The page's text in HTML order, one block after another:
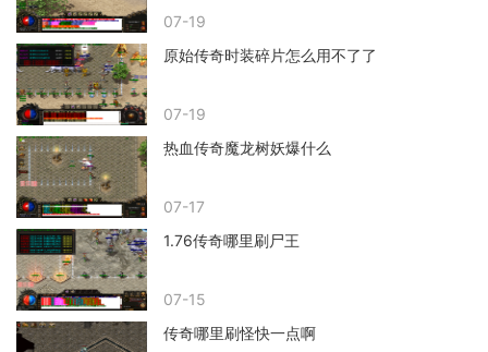
07-19
原始传奇时装碎片怎么用不了了
07-19
热血传奇魔龙树妖爆什么
07-17
1.76传奇哪里刷尸王
07-15
传奇哪里刷怪快一点啊